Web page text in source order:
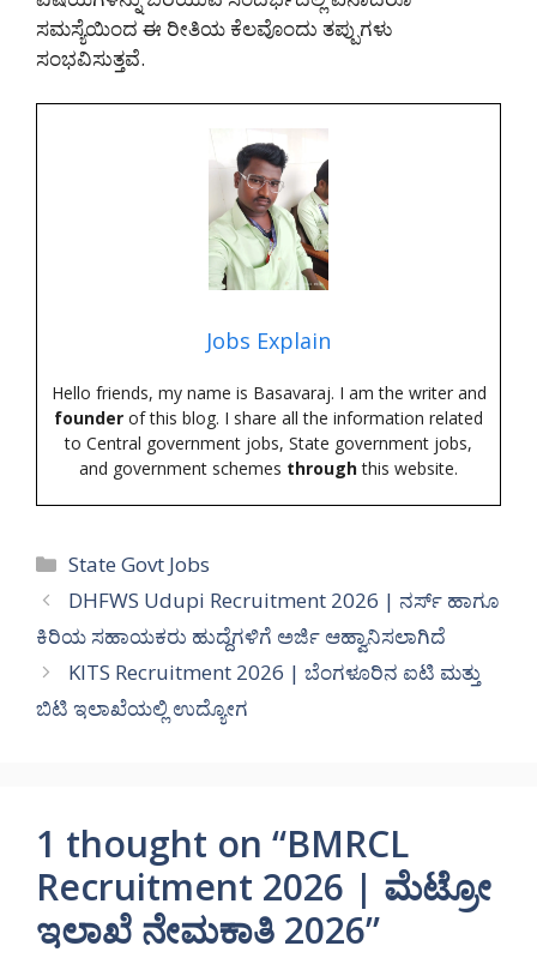
ಸಮಸ್ಯೆಯಿಂದ ಈ ರೀತಿಯ ಕೆಲವೊಂದು ತಪ್ಪುಗಳು
ಸಂಭವಿಸುತ್ತವೆ.
Jobs Explain
Hello friends, my name is Basavaraj. I am the writer and
founder of this blog. I share all the information related
to Central government jobs, State government jobs,
and government schemes throughthis website.
Categories
State Govt Jobs
DHFWS Udupi Recruitment 2026 | ನರ್ಸ್ ಹಾಗೂ
ಕಿರಿಯ ಸಹಾಯಕರು ಹುದ್ದೆಗಳಿಗೆ ಅರ್ಜಿ ಆಹ್ವಾನಿಸಲಾಗಿದೆ
KITS Recruitment 2026 | ಬೆಂಗಳೂರಿನ ಐಟಿ ಮತ್ತು
ಬಿಟಿ ಇಲಾಖೆಯಲ್ಲಿ ಉದ್ಯೋಗ
1 thought on “BMRCL
Recruitment 2026 | ಮೆಟ್ರೋ
ಇಲಾಖೆ ನೇಮಕಾತಿ 2026”